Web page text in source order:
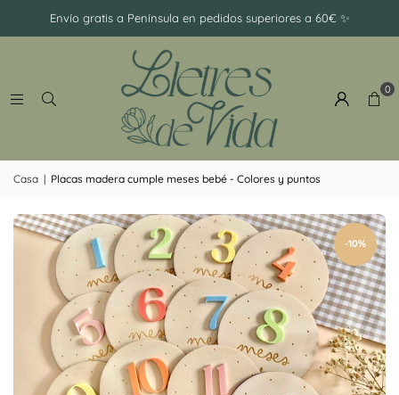
Envío gratis a Península en pedidos superiores a 60€ ✨
0
Casa | Placas madera cumple meses bebé - Colores y puntos
-10%
Ramillete